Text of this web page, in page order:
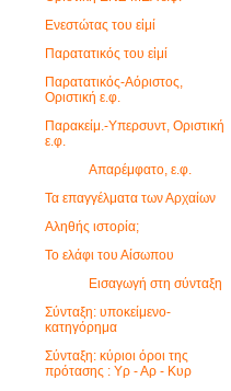
Ενεστώτας του εἰμί
Παρατατικός του εἰμί
Παρατατικός-Αόριστος,
Οριστική ε.φ.
Παρακείμ.-Υπερσυντ, Οριστική
ε.φ.
Απαρέμφατο, ε.φ.
Τα επαγγέλματα των Αρχαίων
Αληθής ιστορία;
Το ελάφι του Αίσωπου
Εισαγωγή στη σύνταξη
Σύνταξη: υποκείμενο-
κατηγόρημα
Σύνταξη: κύριοι όροι της
πρότασης : Υρ - Αρ - Κυρ